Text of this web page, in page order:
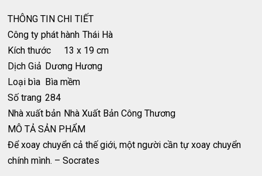
THÔNG TIN CHI TIẾT
Công ty phát hành Thái Hà
Kích thước
13 x 19 cm
Dịch Giả Dương Hương
Loại bìa Bìa mềm
Số trang 284
Nhà xuất bản Nhà Xuất Bản Công Thương
MÔ TẢ SẢN PHẨM
Để xoay chuyển cả thế giới, một người cần tự xoay chuyển
chính mình. – Socrates